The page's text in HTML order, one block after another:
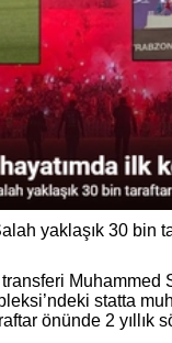
yaklaşık 30 bin
Muhammed
statta
önünde 2 yıllık